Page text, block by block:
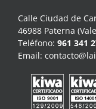
Calle Ciudad de
46988 Paterna
Teléfono: 961 341
Email: